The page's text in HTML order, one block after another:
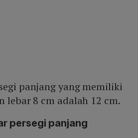
panjang yang memiliki
lebar 8 cm adalah 12 cm.
persegi panjang